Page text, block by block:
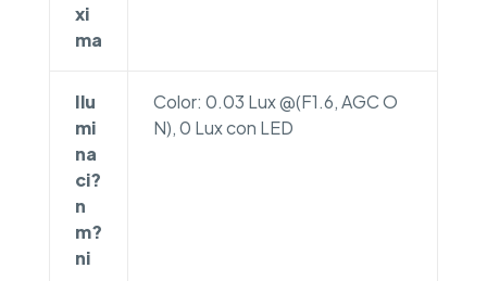
xi
ma
Ilu
mi
na
ci?
n
m?
ni
Color: 0.03 Lux @(F1.6, AGC O
N), 0 Lux con LED